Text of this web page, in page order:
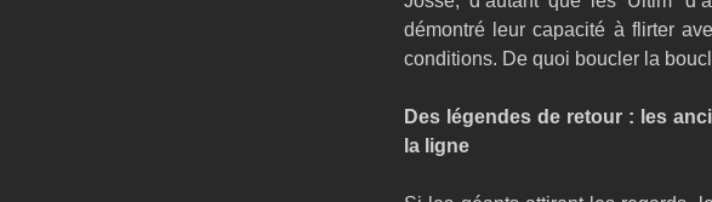
démontré leur capacité à flirter
conditions. De quoi boucler la
Des légendes de retour : les
la ligne